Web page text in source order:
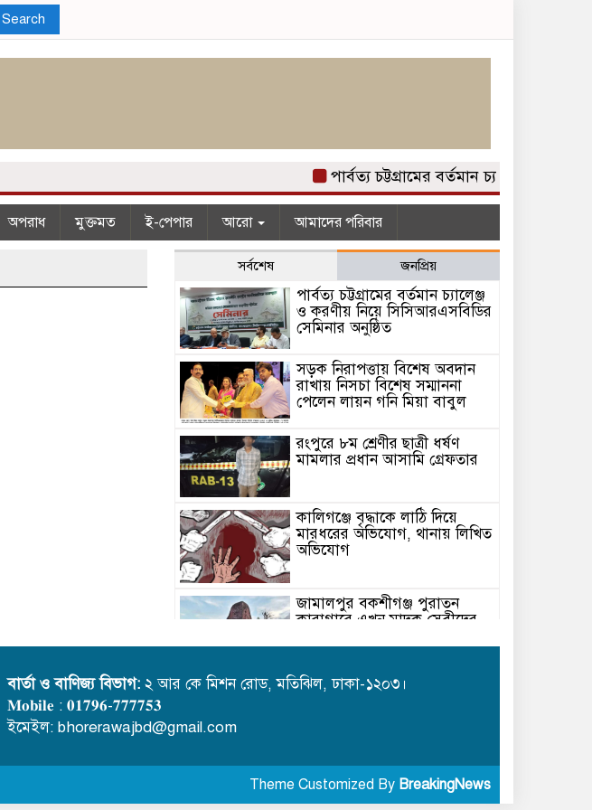
Search
পার্বত্য চট্টগ্রামের বর্তমান চ্যালেঞ্জ ও
অপরাধ মুক্তমত ই-পেপার আরো আমাদের পরিবার
সর্বশেষ জনপ্রিয়
পার্বত্য চট্টগ্রামের বর্তমান চ্যালেঞ্জ
ও করণীয় নিয়ে সিসিআরএসবিডির
সেমিনার অনুষ্ঠিত
সড়ক নিরাপত্তায় বিশেষ অবদান
রাখায় নিসচা বিশেষ সম্মাননা
পেলেন লায়ন গনি মিয়া বাবুল
রংপুরে ৮ম শ্রেণীর ছাত্রী ধর্ষণ
মামলার প্রধান আসামি গ্রেফতার
কালিগঞ্জে বৃদ্ধাকে লাঠি দিয়ে
মারধরের অভিযোগ, থানায় লিখিত
অভিযোগ
জামালপুর বকশীগঞ্জ পুরাতন
কারাগারে এখন মাদক সেবীদের
রেলওয়ের অবহেলায় ভোগান্তি ও
ঝুঁকিতে যাত্রীরা: নরসিংদী ও
বার্তা ও বাণিজ্য বিভাগ: ২ আর কে মিশন রোড, মতিঝিল, ঢাকা-১২০৩।
𝐌𝐨𝐛𝐢𝐥𝐞 : 𝟎𝟏𝟕𝟗𝟔-𝟕𝟕𝟕𝟕𝟓𝟑
ইমেইল: bhorerawajbd@gmail.com
Theme Customized By BreakingNews